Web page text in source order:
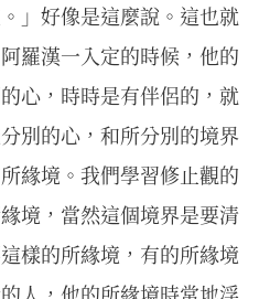
」好像是這麼說。這也就
羅漢一入定的時候，他的
心，時時是有伴侶的，就
別的心，和所分別的境界
緣境。我們學習修止觀的
境，當然這個境界是要清
樣的所緣境，有的所緣境